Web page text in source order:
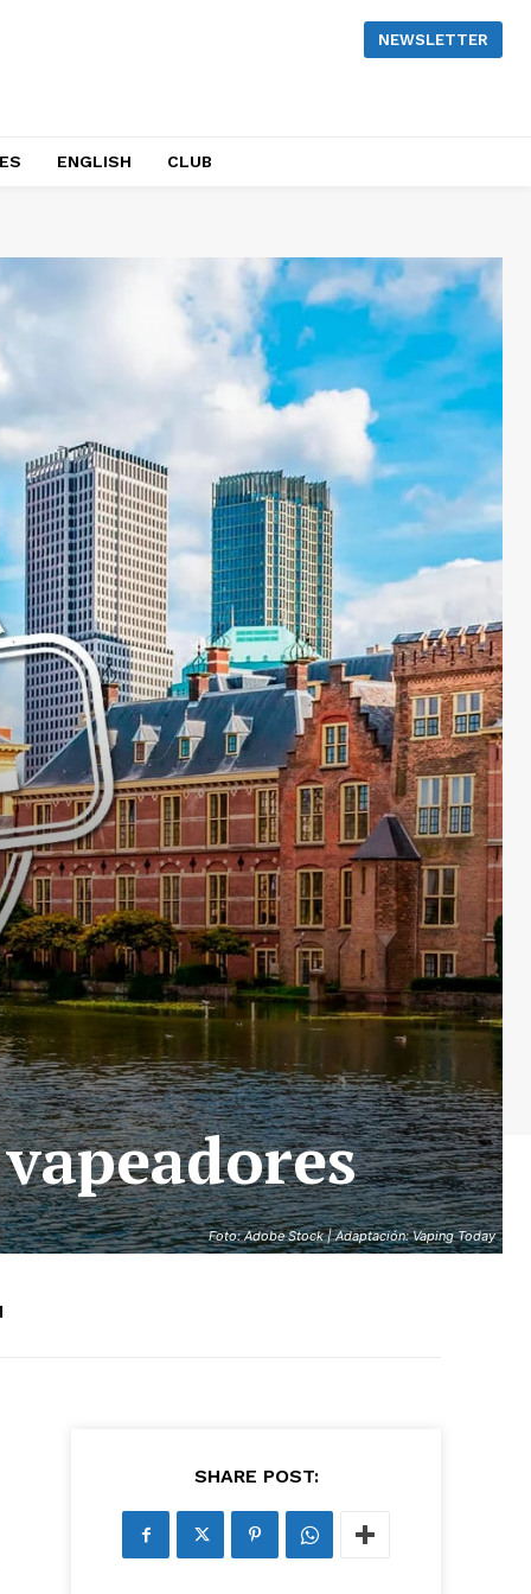
NEWSLETTER
ENGLISH CLUB
Foto: Adobe Stock | Adaptación: Vaping Today
SHARE POST: